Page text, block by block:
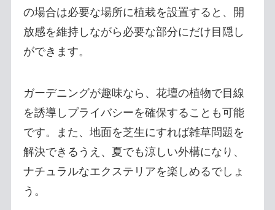
の場合は必要な場所に植栽を設置すると、開
放感を維持しながら必要な部分にだけ目隠し
ができます。
ガーデニングが趣味なら、花壇の植物で目線
を誘導しプライバシーを確保することも可能
です。また、地面を芝生にすれば雑草問題を
解決できるうえ、夏でも涼しい外構になり、
ナチュラルなエクステリアを楽しめるでしょ
う。